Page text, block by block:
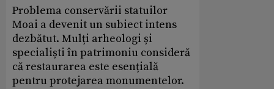
Problema conservării statuilor
Moai a devenit un subiect intens
dezbătut. Mulți arheologi și
specialiști în patrimoniu consideră
că restaurarea este esențială
pentru protejarea monumentelor.